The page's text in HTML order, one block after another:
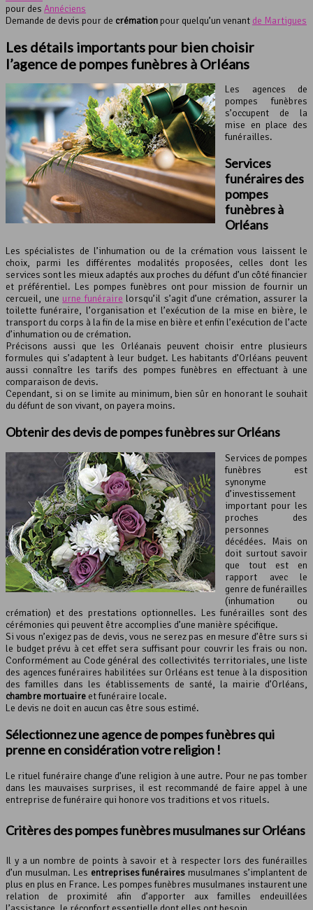
pour des Annéciens
Demande de devis pour de crémation pour quelqu’un venant de Martigues
Les détails importants pour bien choisir
l’agence de pompes funèbres à Orléans
Les agences de
pompes funèbres
s’occupent de la
mise en place des
funérailles.
Services
funéraires des
pompes
funèbres à
Orléans
Les spécialistes de l’inhumation ou de la crémation vous laissent le
choix, parmi les différentes modalités proposées, celles dont les
services sont les mieux adaptés aux proches du défunt d’un côté financier
et préférentiel. Les pompes funèbres ont pour mission de fournir un
cercueil, uneurne funéraire lorsqu’il s’agit d’une crémation, assurer la
toilette funéraire, l’organisation et l’exécution de la mise en bière, le
transport du corps à la fin de la mise en bière et enfin l’exécution de l’acte
d’inhumation ou de crémation.
Précisons aussi que les Orléanais peuvent choisir entre plusieurs
formules qui s’adaptent à leur budget. Les habitants d’Orléans peuvent
aussi connaître les tarifs des pompes funèbres en effectuant à une
comparaison de devis.
Cependant, si on se limite au minimum, bien sûr en honorant le souhait
du défunt de son vivant, on payera moins.
Obtenir des devis de pompes funèbres sur Orléans
Services de pompes
funèbres est
synonyme
d’investissement
important pour les
proches des
personnes
décédées. Mais on
doit surtout savoir
que tout est en
rapport avec le
genre de funérailles
(inhumation ou
crémation) et des prestations optionnelles. Les funérailles sont des
cérémonies qui peuvent être accomplies d’une manière spécifique.
Si vous n’exigez pas de devis, vous ne serez pas en mesure d’être surs si
le budget prévu à cet effet sera suffisant pour couvrir les frais ou non.
Conformément au Code général des collectivités territoriales, une liste
des agences funéraires habilitées sur Orléans est tenue à la disposition
des familles dans les établissements de santé, la mairie d’Orléans,
chambre mortuaire et funéraire locale.
Le devis ne doit en aucun cas être sous estimé.
Sélectionnez une agence de pompes funèbres qui
prenne en considération votre religion !
Le rituel funéraire change d’une religion à une autre. Pour ne pas tomber
dans les mauvaises surprises, il est recommandé de faire appel à une
entreprise de funéraire qui honore vos traditions et vos rituels.
Critères des pompes funèbres musulmanes sur Orléans
Il y a un nombre de points à savoir et à respecter lors des funérailles
d’un musulman. Les entreprises funéraires musulmanes s’implantent de
plus en plus en France. Les pompes funèbres musulmanes instaurent une
relation de proximité afin d’apporter aux familles endeuillées